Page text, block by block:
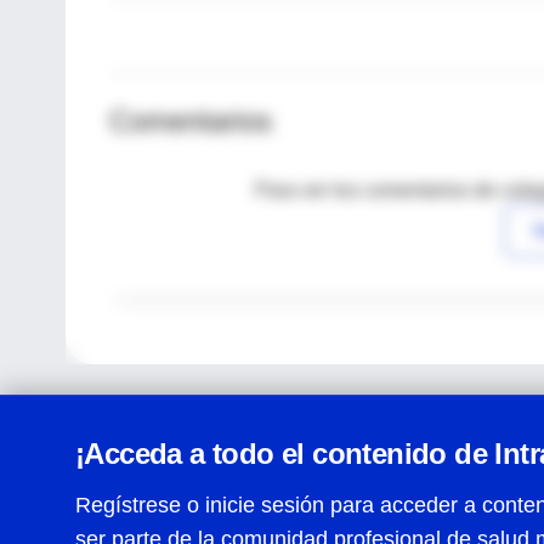
Comentarios
Para ver los comentarios de
¡Acceda a todo el contenido de
Regístrese o inicie sesión para acceder a
ser parte de la comunidad profesional de salud